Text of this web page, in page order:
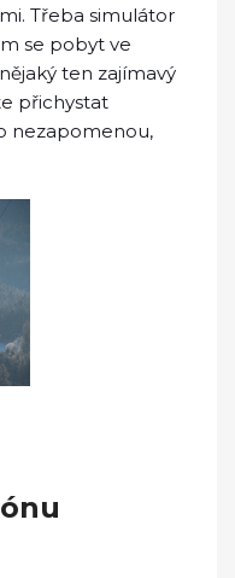
Třeba simulátor
se pobyt ve
ten zajímavý
přichystat
nezapomenou,